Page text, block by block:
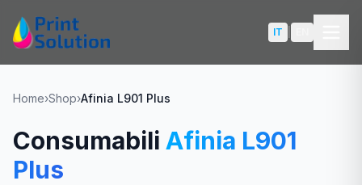
IT
SOLUZIONI
Home›Shop›Afinia L901 Plus
Consumabili Afinia L901
Plus